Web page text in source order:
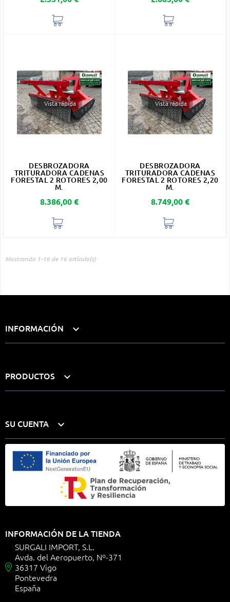
Vista rápida
DESBROZADORA
TRITURADORA CADENAS
FORESTAL 2 ROTORES 2,00
M.
Precio
8.386,00 €
Vista rápida
DESBROZADORA
TRITURADORA CADENAS
FORESTAL 2 ROTORES 2,20
M.
Precio
8.749,00 €
Mostrando 1-16 de 16 artículo(s)
INFORMACIÓN 
PRODUCTOS 
SU CUENTA 
INFORMACIÓN DE LA TIENDA

SURGALI IMPORT, S.L.
Avda. del Aeropuerto, Nº-371
36317 Vigo
Pontevedra
España